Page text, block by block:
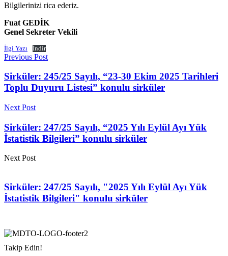
Bilgilerinizi rica ederiz.
Fuat GEDİK
Genel Sekreter Vekili
İlgi Yazı İndir
Previous Post
Sirküler: 245/25 Sayılı, “23-30 Ekim 2025 Tarihleri
Toplu Duyuru Listesi” konulu sirküler
Next Post
Sirküler: 247/25 Sayılı, “2025 Yılı Eylül Ayı Yük
İstatistik Bilgileri” konulu sirküler
Next Post
Sirküler: 247/25 Sayılı, "2025 Yılı Eylül Ayı Yük
İstatistik Bilgileri" konulu sirküler
Takip Edin!